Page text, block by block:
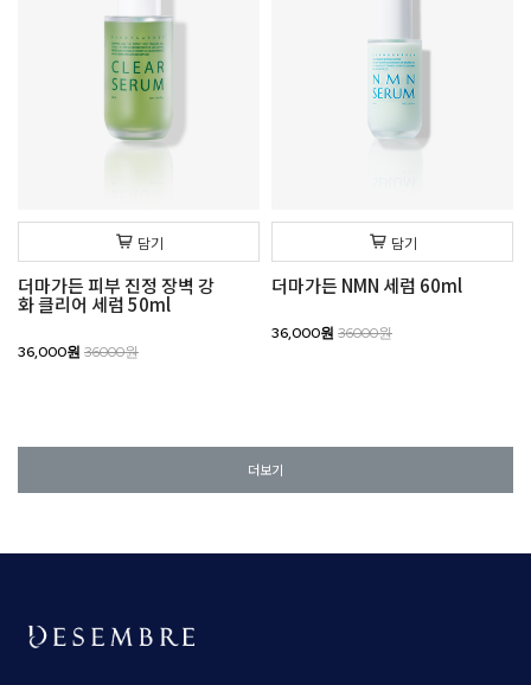
담기
더마가든 피부 진정 장벽 강
화 클리어 세럼 50ml
36,000원 36000원
담기
더마가든 NMN 세럼 60ml
36,000원 36000원
더보기